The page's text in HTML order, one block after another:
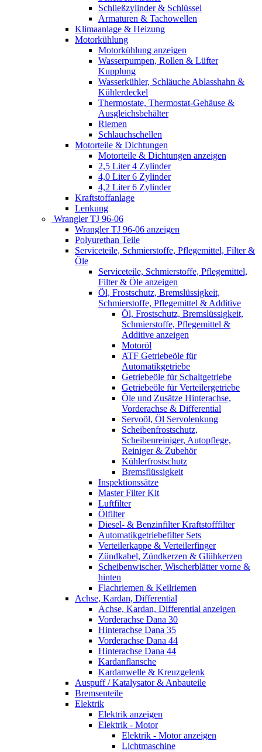
Schließzylinder & Schlüssel
Armaturen & Tachowellen
Klimaanlage & Heizung
Motorkühlung
Motorkühlung anzeigen
Wasserpumpen, Rollen & Lüfter
Kupplung
Wasserkühler, Schläuche Ablasshahn &
Kühlerdeckel
Thermostate, Thermostat-Gehäuse &
Ausgleichsbehälter
Riemen
Schlauchschellen
Motorteile & Dichtungen
Motorteile & Dichtungen anzeigen
2,5 Liter 4 Zylinder
4,0 Liter 6 Zylinder
4,2 Liter 6 Zylinder
Kraftstoffanlage
Lenkung
Wrangler TJ 96-06
Wrangler TJ 96-06 anzeigen
Polyurethan Teile
Serviceteile, Schmierstoffe, Pflegemittel, Filter &
Öle
Serviceteile, Schmierstoffe, Pflegemittel,
Filter & Öle anzeigen
Öl, Frostschutz, Bremslüssigkeit,
Schmierstoffe, Pflegemittel & Additive
Öl, Frostschutz, Bremslüssigkeit,
Schmierstoffe, Pflegemittel &
Additive anzeigen
Motoröl
ATF Getriebeöle für
Automatikgetriebe
Getriebeöle für Schaltgetriebe
Getriebeöle für Verteilergetriebe
Öle und Zusätze Hinterachse,
Vorderachse & Differential
Servoöl, Öl Servolenkung
Scheibenfrostschutz,
Scheibenreiniger, Autopflege,
Reiniger & Zubehör
Kühlerfrostschutz
Bremsflüssigkeit
Inspektionssätze
Master Filter Kit
Luftfilter
Ölfilter
Diesel- & Benzinfilter Kraftstofffilter
Automatikgetriebefilter Sets
Verteilerkappe & Verteilerfinger
Zündkabel, Zündkerzen & Glühkerzen
Scheibenwischer, Wischerblätter vorne &
hinten
Flachriemen & Keilriemen
Achse, Kardan, Differential
Achse, Kardan, Differential anzeigen
Vorderachse Dana 30
Hinterachse Dana 35
Vorderachse Dana 44
Hinterachse Dana 44
Kardanflansche
Kardanwelle & Kreuzgelenk
Auspuff / Katalysator & Anbauteile
Bremsenteile
Elektrik
Elektrik anzeigen
Elektrik - Motor
Elektrik - Motor anzeigen
Lichtmaschine